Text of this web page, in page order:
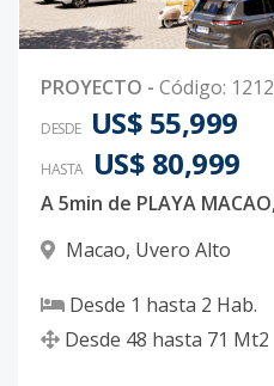
PROYECTO - Código: 1212
DESDE US$ 55,999
HASTA US$ 80,999
Macao, Uvero Alto
Desde 1 hasta 2 Hab.
Desde 48 hasta 71 Mt2